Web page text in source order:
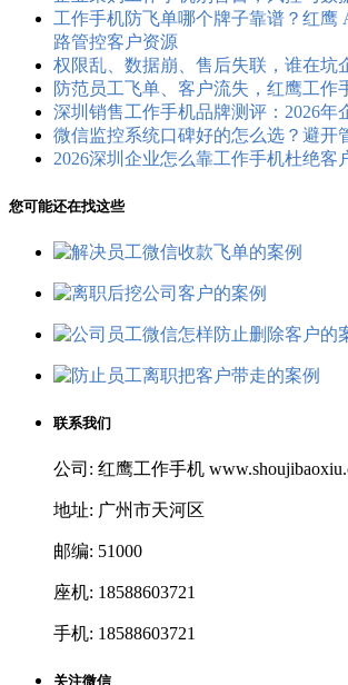
工作手机防飞单哪个牌子靠谱？红鹰
路管控客户资源
权限乱、数据崩、售后失联，谁在坑
防范员工飞单、客户流失，红鹰工作
深圳销售工作手机品牌测评：2026年
微信监控系统口碑好的怎么选？避开
2026深圳企业怎么靠工作手机杜绝客
您可能还在找这些
联系我们
公司: 红鹰工作手机
地址: 广州市天河区
邮编: 51000
座机: 18588603721
手机: 18588603721
关注微信